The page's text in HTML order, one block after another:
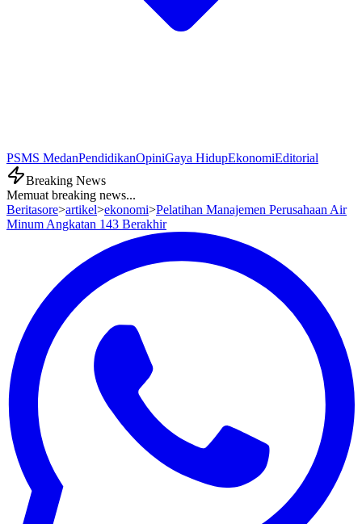
PSMS MedanPendidikanOpiniGaya HidupEkonomiEditorial
Breaking News
Memuat breaking news...
Beritasore>artikel>ekonomi>Pelatihan Manajemen Perusahaan Air
Minum Angkatan 143 Berakhir